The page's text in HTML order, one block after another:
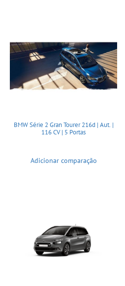
BMW Série 2 Gran Tourer 216d | Aut. |
116 CV | 5 Portas
Adicionar comparação